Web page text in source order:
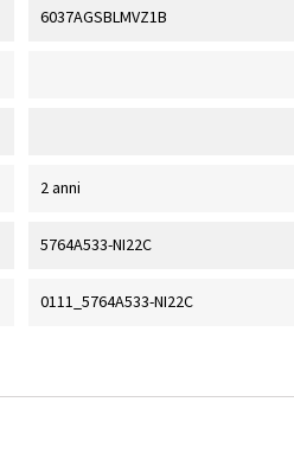
6037AGSBLMVZ1B
2 anni
5764A533-NI22C
0111_5764A533-NI22C